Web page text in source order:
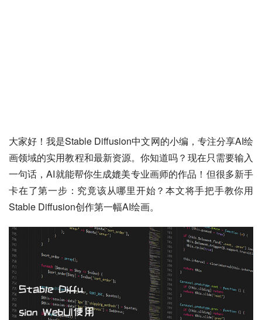
大家好！我是Stable Diffusion中文网的小编，专注分享AI绘
画领域的实用教程和最新资源。你知道吗？现在只需要输入
一句话，AI就能帮你生成媲美专业画师的作品！但很多新手
卡在了第一步：究竟该从哪里开始？本文将手把手教你用
Stable Diffusion创作第一幅AI绘画。